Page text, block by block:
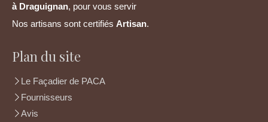
àDraguignan, pour vous servir
Nos artisans sont certifiés Artisan.
Plan du site
Le Façadier de PACA
Fournisseurs
Avis